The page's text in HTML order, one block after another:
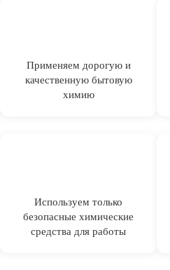
Применяем дорогую и
качественную бытовую
химию
Используем только
безопасные химические
средства для работы